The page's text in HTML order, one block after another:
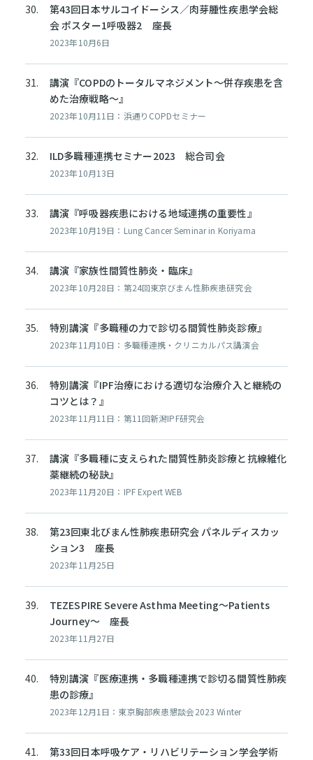
第43回日本サルコイドーシス／肉芽腫性疾患学会総
会 ポスター1呼吸器2 座長
2023年10月6日
講演『COPDのトータルマネジメント～併存疾患を含
めた治療戦略～』
2023年10月11日：浜通りCOPDセミナー
ILD多職種連携セミナー2023 総合司会
2023年10月13日
講演『呼吸器疾患における地域連携の重要性』
2023年10月19日：Lung Cancer Seminar in Koriyama
講演『家族性間質性肺炎・臨床』
2023年10月28日：第24回東京びまん性肺疾患研究会
特別講演『多職種の力で診切る間質性肺炎診療』
2023年11月10日：多職種連携・クリニカルパス講演会
特別講演『IPF治療における適切な治療介入と継続の
コツとは？』
2023年11月11日：第11回新潟IPF研究会
講演『多職種に支えられた間質性肺炎診療と抗線維化
薬継続の秘訣』
2023年11月20日：IPF Expert WEB
第23回東北びまん性肺疾患研究会 パネルディスカッ
ション3 座長
2023年11月25日
TEZESPIRE Severe Asthma Meeting～Patients
Journey～ 座長
2023年11月27日
特別講演『医療連携・多職種連携で診切る間質性肺疾
患の診療』
2023年12月1日：東京胸部疾患懇談会2023 Winter
第33回日本呼吸ケア・リハビリテーション学会学術